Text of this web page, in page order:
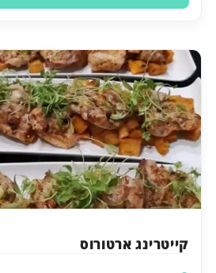
קייטרינג ארטורוס